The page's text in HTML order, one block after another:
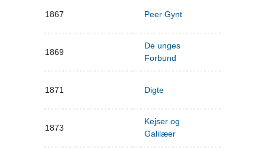
1867 Peer Gynt
1869
De unges
Forbund
1871 Digte
1873
Kejser og
Galilæer